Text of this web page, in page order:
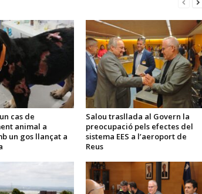
cas de
animal a
un gos llançat a
Salou trasllada al Govern la
preocupació pels efectes del
sistema EES a l’aeroport de
Reus